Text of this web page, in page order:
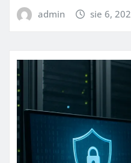
admin sie 6,